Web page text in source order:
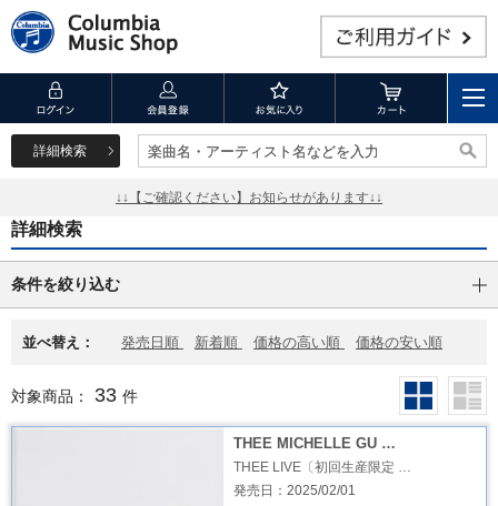
詳細検索 楽曲名・アーティスト名などを入力
楽曲名・アーティスト名などを入力
↓↓【ご確認ください】お知らせがあります↓↓
詳細検索
条件を絞り込む
並べ替え： 発売日順 新着順 価格の高い順 価格の安い順
対象商品： 33 件
THEE MICHELLE GU …
THEE LIVE〔初回生産限定 …
発売日：2025/02/01